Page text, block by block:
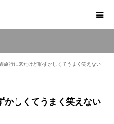
旅行に来たけど恥ずかしくてうまく笑えない
かしくてうまく笑えない